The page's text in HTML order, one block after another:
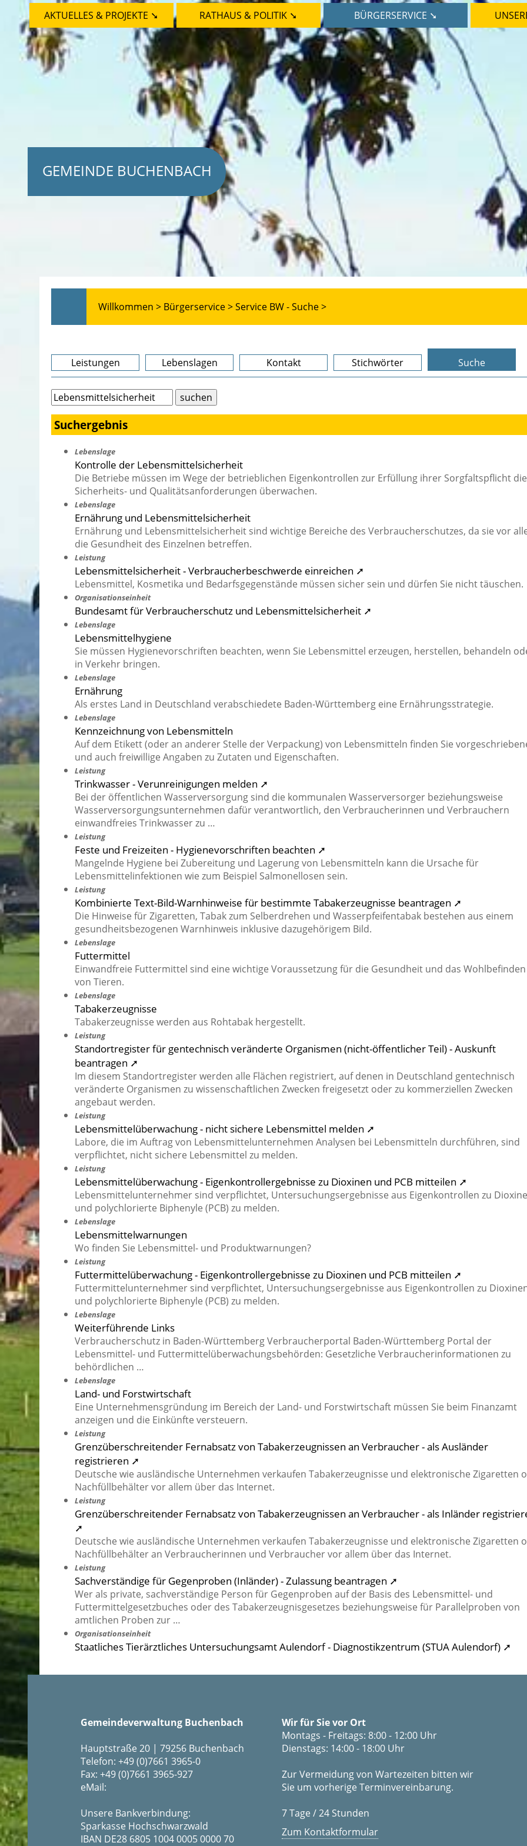
GEMEINDE BUCHENBACH
AKTUELLES & PROJEKTE ➘ RATHAUS & POLITIK ➘ BÜRGERSERVICE ➘
Willkommen > Bürgerservice >Service BW - Suche >
Leistungen Lebenslagen Kontakt Stichwörter Suche
Suchergebnis
Lebenslage
Kontrolle der Lebensmittelsicherheit
Die Betriebe müssen im Wege der betrieblichen Eigenkontrollen zur Erfüllung ihrer Sorgfaltspflicht die
Sicherheits- und Qualitätsanforderungen überwachen.
Lebenslage
Ernährung und Lebensmittelsicherheit
Ernährung und Lebensmittelsicherheit sind wichtige Bereiche des Verbraucherschutzes, da sie vor
die Gesundheit des Einzelnen betreffen.
Leistung
Lebensmittelsicherheit - Verbraucherbeschwerde einreichen ➚
Lebensmittel, Kosmetika und Bedarfsgegenstände müssen sicher sein und dürfen Sie nicht täuschen.
Organisationseinheit
Bundesamt für Verbraucherschutz und Lebensmittelsicherheit ➚
Lebenslage
Lebensmittelhygiene
Sie müssen Hygienevorschriften beachten, wenn Sie Lebensmittel erzeugen, herstellen, behandeln
in Verkehr bringen.
Lebenslage
Ernährung
Als erstes Land in Deutschland verabschiedete Baden-Württemberg eine Ernährungsstrategie.
Lebenslage
Kennzeichnung von Lebensmitteln
Auf dem Etikett (oder an anderer Stelle der Verpackung) von Lebensmitteln finden Sie
und auch freiwillige Angaben zu Zutaten und Eigenschaften.
Leistung
Trinkwasser - Verunreinigungen melden ➚
Bei der öffentlichen Wasserversorgung sind die kommunalen Wasserversorger beziehungsweise
Wasserversorgungsunternehmen dafür verantwortlich, den Verbraucherinnen und Verbrauchern
einwandfreies Trinkwasser zu …
Leistung
Feste und Freizeiten - Hygienevorschriften beachten ➚
Mangelnde Hygiene bei Zubereitung und Lagerung von Lebensmitteln kann die Ursache für
Lebensmittelinfektionen wie zum Beispiel Salmonellosen sein.
Leistung
Kombinierte Text-Bild-Warnhinweise für bestimmte Tabakerzeugnisse beantragen ➚
Die Hinweise für Zigaretten, Tabak zum Selberdrehen und Wasserpfeifentabak bestehen aus einem
gesundheitsbezogenen Warnhinweis inklusive dazugehörigem Bild.
Lebenslage
Futtermittel
Einwandfreie Futtermittel sind eine wichtige Voraussetzung für die Gesundheit und das Wohlbefinden
von Tieren.
Lebenslage
Tabakerzeugnisse
Tabakerzeugnisse werden aus Rohtabak hergestellt.
Leistung
Standortregister für gentechnisch veränderte Organismen (nicht-öffentlicher Teil) - Auskunft
beantragen ➚
Im diesem Standortregister werden alle Flächen registriert, auf denen in Deutschland gentechnisch
veränderte Organismen zu wissenschaftlichen Zwecken freigesetzt oder zu kommerziellen Zwecken
angebaut werden.
Leistung
Lebensmittelüberwachung - nicht sichere Lebensmittel melden ➚
Labore, die im Auftrag von Lebensmittelunternehmen Analysen bei Lebensmitteln durchführen, sind
verpflichtet, nicht sichere Lebensmittel zu melden.
Leistung
Lebensmittelüberwachung - Eigenkontrollergebnisse zu Dioxinen und PCB mitteilen ➚
Lebensmittelunternehmer sind verpflichtet, Untersuchungsergebnisse aus Eigenkontrollen zu
und polychlorierte Biphenyle (PCB) zu melden.
Lebenslage
Lebensmittelwarnungen
Wo finden Sie Lebensmittel- und Produktwarnungen?
Leistung
Futtermittelüberwachung - Eigenkontrollergebnisse zu Dioxinen und PCB mitteilen ➚
Futtermittelunternehmer sind verpflichtet, Untersuchungsergebnisse aus Eigenkontrollen zu
und polychlorierte Biphenyle (PCB) zu melden.
Lebenslage
Weiterführende Links
Verbraucherschutz in Baden-Württemberg Verbraucherportal Baden-Württemberg Portal der
Lebensmittel- und Futtermittelüberwachungsbehörden: Gesetzliche Verbraucherinformationen zu
behördlichen …
Lebenslage
Land- und Forstwirtschaft
Eine Unternehmensgründung im Bereich der Land- und Forstwirtschaft müssen Sie beim Finanzamt
anzeigen und die Einkünfte versteuern.
Leistung
Grenzüberschreitender Fernabsatz von Tabakerzeugnissen an Verbraucher - als Ausländer
registrieren ➚
Deutsche wie ausländische Unternehmen verkaufen Tabakerzeugnisse und elektronische Zigaretten
Nachfüllbehälter vor allem über das Internet.
Leistung
Grenzüberschreitender Fernabsatz von Tabakerzeugnissen an Verbraucher - als Inländer
➚
Deutsche wie ausländische Unternehmen verkaufen Tabakerzeugnisse und elektronische Zigaretten
Nachfüllbehälter an Verbraucherinnen und Verbraucher vor allem über das Internet.
Leistung
Sachverständige für Gegenproben (Inländer) - Zulassung beantragen ➚
Wer als private, sachverständige Person für Gegenproben auf der Basis des Lebensmittel- und
Futtermittelgesetzbuches oder des Tabakerzeugnisgesetzes beziehungsweise für Parallelproben von
amtlichen Proben zur …
Organisationseinheit
Staatliches Tierärztliches Untersuchungsamt Aulendorf - Diagnostikzentrum (STUA Aulendorf) ➚
Gemeindeverwaltung Buchenbach
Hauptstraße 20 | 79256 Buchenbach
Telefon: +49 (0)7661 3965-0
Fax: +49 (0)7661 3965-927
eMail:
Unsere Bankverbindung:
Sparkasse Hochschwarzwald
IBAN DE28 6805 1004 0005 0000 70
Wir für Sie vor Ort
Montags - Freitags: 8:00 - 12:00 Uhr
Dienstags: 14:00 - 18:00 Uhr
Zur Vermeidung von Wartezeiten bitten wir
Sie um vorherige Terminvereinbarung.
7 Tage / 24 Stunden
Zum Kontaktformular